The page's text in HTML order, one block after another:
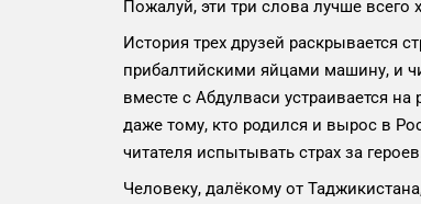
Пожалуй, эти три слова лучше всего
История трех друзей раскрывается
прибалтийскими яйцами машину, и
вместе с Абдулваси устраивается
даже тому, кто родился и вырос в
читателя испытывать страх за
Человеку, далёкому от